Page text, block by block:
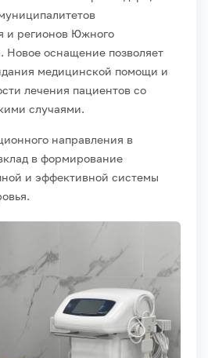
и регионов Южного
Новое оснащение позволяет
медицинской помощи и
лечения пациентов со
случаями.
направления в
в формирование
и эффективной системы